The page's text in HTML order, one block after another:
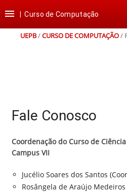
para
conteúdo
para
para
para
rodapé
 |Curso de Computação
UEPB/CURSO DE COMPUTAÇÃO/
Fale Conosco
Coordenação do Curso de
Campus VII
Jucélio Soares dos Santos
Rosângela de Araújo